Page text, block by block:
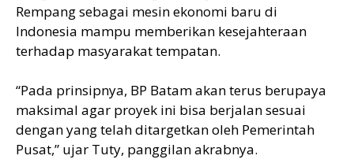
Rempang sebagai mesin ekonomi baru di
Indonesia mampu memberikan kesejahteraan
terhadap masyarakat tempatan.
“Pada prinsipnya, BP Batam akan terus berupaya
maksimal agar proyek ini bisa berjalan sesuai
dengan yang telah ditargetkan oleh Pemerintah
Pusat,” ujar Tuty, panggilan akrabnya.